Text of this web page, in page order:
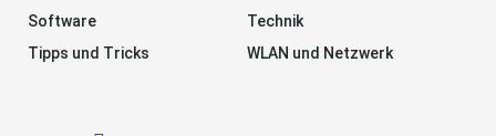
Software
Technik
Tipps und Tricks
WLAN und Netzwerk